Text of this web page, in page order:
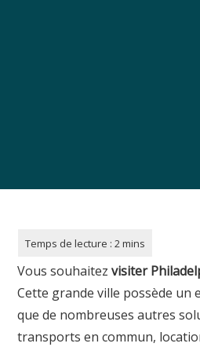
Vous souhaitez visiter
Cette grande ville possède un
que de nombreuses autres
transports en commun,